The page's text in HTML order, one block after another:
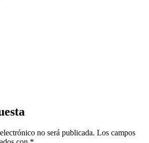
no será publicada. Los campos